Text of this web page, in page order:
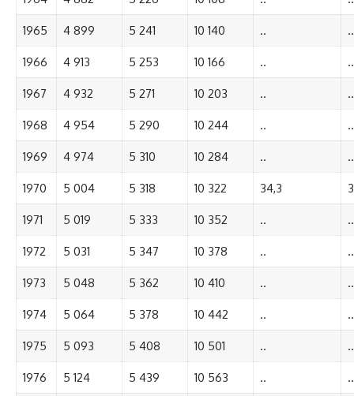
1965 4 899 5 241 10 140 .. ..
1966 4 913 5 253 10 166 .. ..
1967 4 932 5 271 10 203 .. ..
1968 4 954 5 290 10 244 .. ..
1969 4 974 5 310 10 284 .. ..
1970 5 004 5 318 10 322 34,3
1971 5 019 5 333 10 352 .. ..
1972 5 031 5 347 10 378 .. ..
1973 5 048 5 362 10 410 .. ..
1974 5 064 5 378 10 442 .. ..
1975 5 093 5 408 10 501 .. ..
1976 5 124 5 439 10 563 .. ..